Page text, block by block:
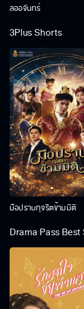
ลออจันทร์
3Plus Shorts
มือปราบทุจริตข้ามมิติ
Drama Pass Best